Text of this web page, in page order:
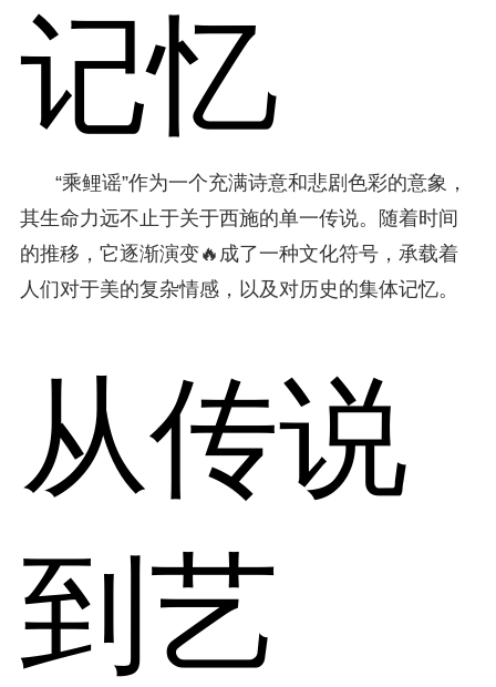
记忆
“乘鲤谣”作为一个充满诗意和悲剧色彩的意象，
其生命力远不止于关于西施的单一传说。随着时间
的推移，它逐渐演变🔥成了一种文化符号，承载着
人们对于美的复杂情感，以及对历史的集体记忆。
从传说
到艺